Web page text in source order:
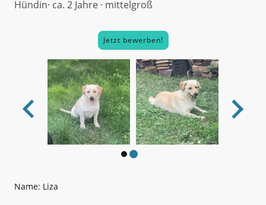
Hündin· ca. 2 Jahre · mittelgroß
Jetzt bewerben!
Name: Liza